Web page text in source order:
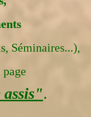
Séminaires...),
assis".